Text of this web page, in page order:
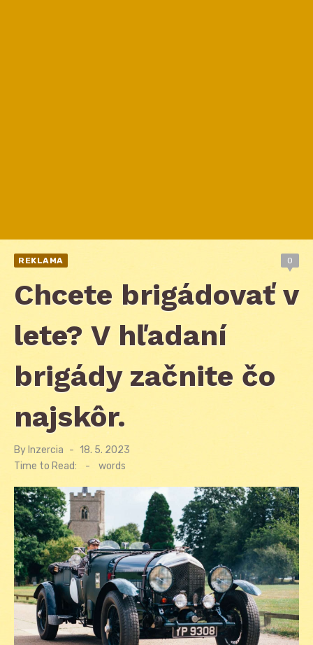
REKLAMA 0
Chcete brigádovať v
lete? V hľadaní
brigády začnite čo
najskôr.
By Inzercia
Posted
18. 5. 2023
Time to Read:
- words